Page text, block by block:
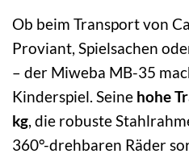
Ob beim Transport von
Proviant, Spielsachen
– der Miweba MB-35
Kinderspiel. Seine hohe
kg, die robuste
360°-drehbaren Räder